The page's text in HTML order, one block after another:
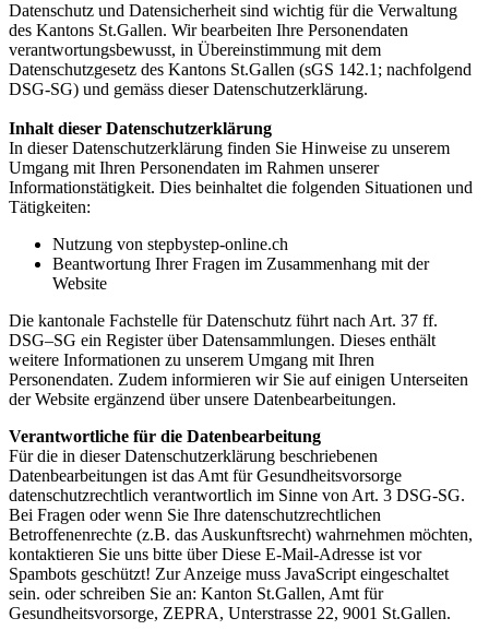
Datenschutz und Datensicherheit sind wichtig für die Verwaltung
des Kantons St.Gallen. Wir bearbeiten Ihre Personendaten
verantwortungsbewusst, in Übereinstimmung mit dem
Datenschutzgesetz des Kantons St.Gallen (sGS 142.1; nachfolgend
DSG-SG) und gemäss dieser Datenschutzerklärung.
Inhalt dieser Datenschutzerklärung
In dieser Datenschutzerklärung finden Sie Hinweise zu unserem
Umgang mit Ihren Personendaten im Rahmen unserer
Informationstätigkeit. Dies beinhaltet die folgenden Situationen und
Tätigkeiten:
Nutzung von stepbystep-online.ch
Beantwortung Ihrer Fragen im Zusammenhang mit der
Website
Die kantonale Fachstelle für Datenschutz führt nach Art. 37 ff.
DSG–SG ein Register über Datensammlungen. Dieses enthält
weitere Informationen zu unserem Umgang mit Ihren
Personendaten. Zudem informieren wir Sie auf einigen Unterseiten
der Website ergänzend über unsere Datenbearbeitungen.
Verantwortliche für die Datenbearbeitung
Für die in dieser Datenschutzerklärung beschriebenen
Datenbearbeitungen ist das Amt für Gesundheitsvorsorge
datenschutzrechtlich verantwortlich im Sinne von Art. 3 DSG-SG.
Bei Fragen oder wenn Sie Ihre datenschutzrechtlichen
Betroffenenrechte (z.B. das Auskunftsrecht) wahrnehmen möchten,
kontaktieren Sie uns bitte überDiese E-Mail-Adresse ist vor
Spambots geschützt! Zur Anzeige muss JavaScript eingeschaltet
sein. oder schreiben Sie an: Kanton St.Gallen, Amt für
Gesundheitsvorsorge, ZEPRA, Unterstrasse 22, 9001 St.Gallen.